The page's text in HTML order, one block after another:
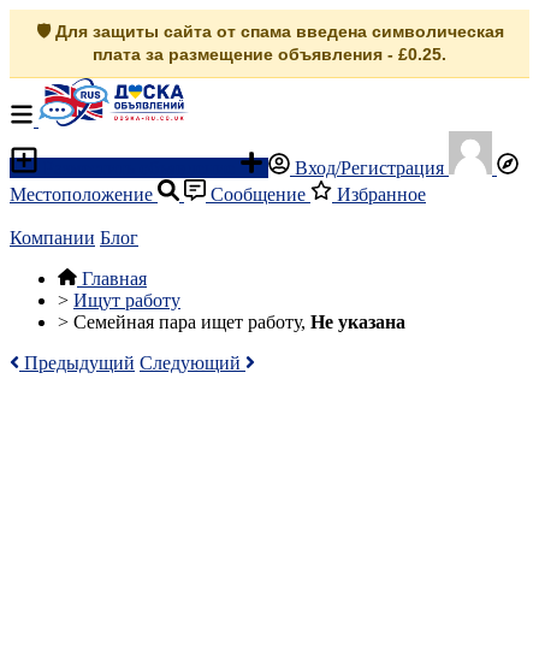
🛡️ Для защиты сайта от спама введена символическая
плата за размещение объявления - £0.25.
Вход/Регистрация
Местоположение
Сообщение Избранное
Компании Блог
Главная
> Ищут работу
> Семейная пара ищет работу, Не указана
Предыдущий Следующий